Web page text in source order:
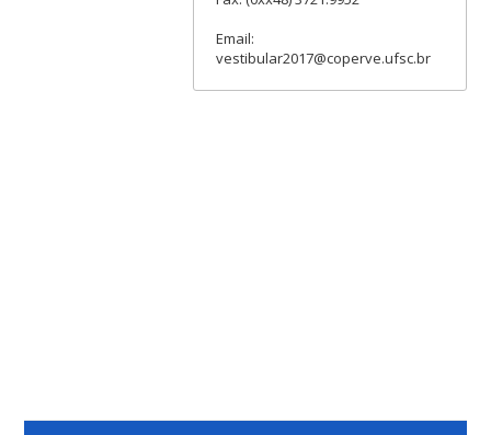
Email:
vestibular2017@coperve.ufsc.br